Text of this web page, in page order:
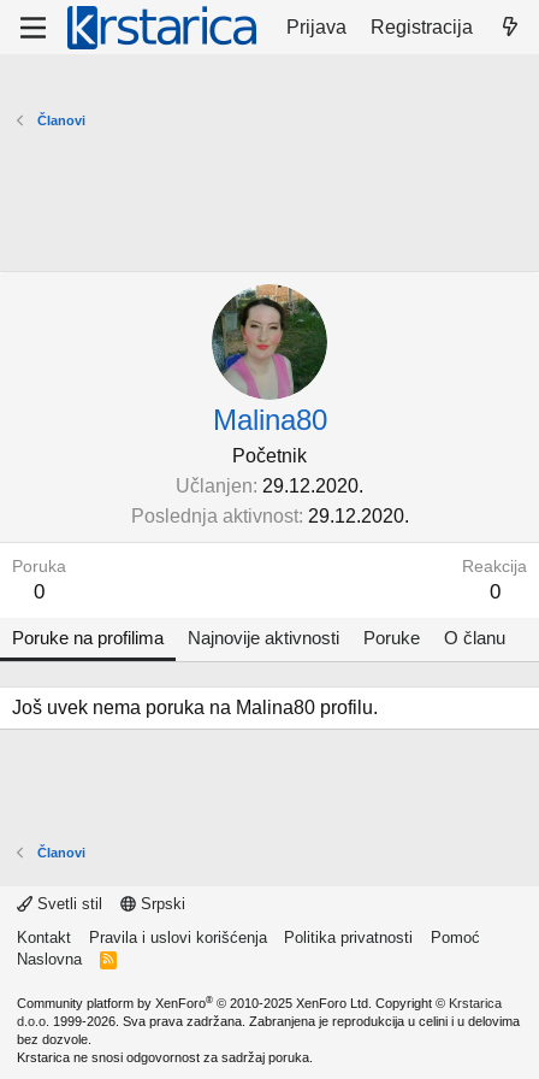
Prijava Registracija
Članovi
Malina80
Početnik
Učlanjen 29.12.2020.
Poslednja aktivnost 29.12.2020.
Poruka
0
Reakcija
0
Poruke na profilima Najnovije aktivnosti Poruke O članu
Još uvek nema poruka na Malina80 profilu.
Članovi
Svetli stil
Srpski
Kontakt
Pravila i uslovi korišćenja Politika privatnosti
Pomoć
Naslovna
R
Community platform by XenForo® © 2010-2025 XenForo Ltd. Copyright © Krstarica
d.o.o. 1999-2026. Sva prava zadržana. Zabranjena je reprodukcija u celini i u delovima
bez dozvole.
Krstarica ne snosi odgovornost za sadržaj poruka.